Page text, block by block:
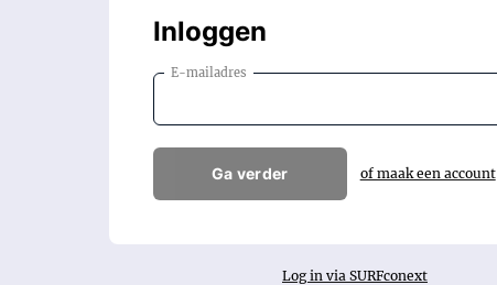
Inloggen
E-mailadres
Ga verder of maak een account
Log in via SURFconext